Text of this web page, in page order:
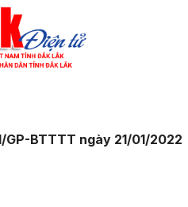
GP-BTTTT ngày 21/01/2022